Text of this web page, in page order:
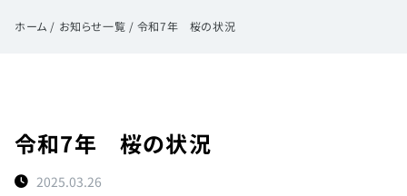
案
ン
予
ホーム / お知らせ一覧 / 令和7年 桜の状況
令和7年 桜の状況
2025.03.26